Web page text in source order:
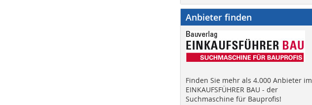
Anbieter finden
Finden Sie mehr als 4.000 Anbieter im
EINKAUFSFÜHRER BAU - der
Suchmaschine für Bauprofis!